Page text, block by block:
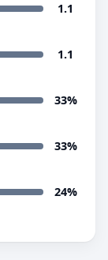
1.1
1.1
33%
33%
24%